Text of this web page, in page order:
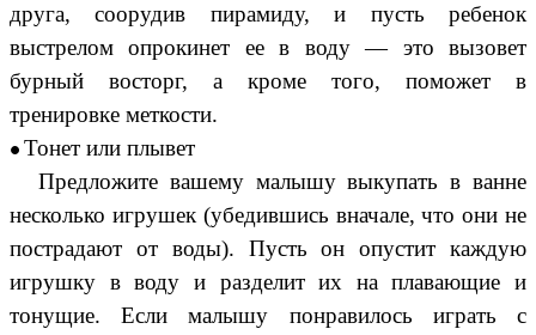
друга, соорудив пирамиду, и пусть ребенок
выстрелом опрокинет ее в воду — это вызовет
бурный восторг, а кроме того, поможет в
тренировке меткости.
Тонет или плывет
Предложите вашему малышу выкупать в ванне
несколько игрушек (убедившись вначале, что они не
пострадают от воды). Пусть он опустит каждую
игрушку в воду и разделит их на плавающие и
тонущие. Если малышу понравилось играть с